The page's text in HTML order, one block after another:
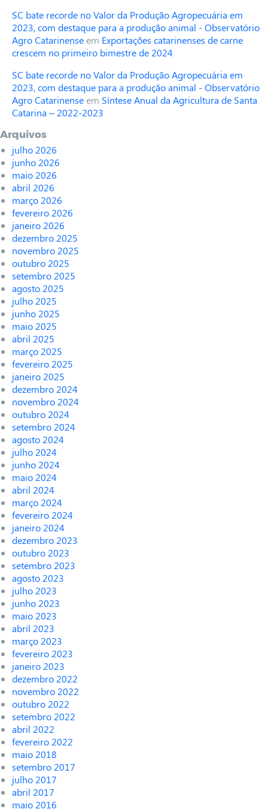
SC bate recorde no Valor da Produção Agropecuária em
2023, com destaque para a produção animal - Observatório
Agro Catarinenseem Exportações catarinenses de carne
crescem no primeiro bimestre de 2024
SC bate recorde no Valor da Produção Agropecuária em
2023, com destaque para a produção animal - Observatório
Agro Catarinenseem Síntese Anual da Agricultura de Santa
Catarina – 2022-2023
Arquivos
julho 2026
junho 2026
maio 2026
abril 2026
março 2026
fevereiro 2026
janeiro 2026
dezembro 2025
novembro 2025
outubro 2025
setembro 2025
agosto 2025
julho 2025
junho 2025
maio 2025
abril 2025
março 2025
fevereiro 2025
janeiro 2025
dezembro 2024
novembro 2024
outubro 2024
setembro 2024
agosto 2024
julho 2024
junho 2024
maio 2024
abril 2024
março 2024
fevereiro 2024
janeiro 2024
dezembro 2023
outubro 2023
setembro 2023
agosto 2023
julho 2023
junho 2023
maio 2023
abril 2023
março 2023
fevereiro 2023
janeiro 2023
dezembro 2022
novembro 2022
outubro 2022
setembro 2022
abril 2022
fevereiro 2022
maio 2018
setembro 2017
julho 2017
abril 2017
maio 2016